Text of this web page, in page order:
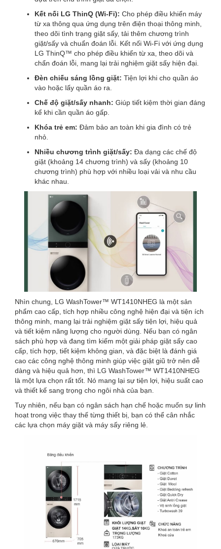
Kết nối LG ThinQ (Wi-Fi): Cho phép điều khiển máy
từ xa thông qua ứng dụng trên điện thoại thông minh,
theo dõi tình trạng giặt sấy, tải thêm chương trình
giặt/sấy và chuẩn đoán lỗi. Kết nối Wi-Fi với ứng dụng
LG ThinQ™ cho phép điều khiển từ xa, theo dõi và
chẩn đoán lỗi, mang lại trải nghiệm giặt sấy hiện đại.
Đèn chiếu sáng lồng giặt: Tiện lợi khi cho quần áo
vào hoặc lấy quần áo ra.
Chế độ giặt/sấy nhanh: Giúp tiết kiệm thời gian đáng
kể khi cần quần áo gấp.
Khóa trẻ em: Đảm bảo an toàn khi gia đình có trẻ
nhỏ.
Nhiều chương trình giặt/sấy: Đa dạng các chế độ
giặt (khoảng 14 chương trình) và sấy (khoảng 10
chương trình) phù hợp với nhiều loại vải và nhu cầu
khác nhau.
Nhìn chung, LG WashTower™ WT1410NHEG là một sản
phẩm cao cấp, tích hợp nhiều công nghệ hiện đại và tiện ích
thông minh, mang lại trải nghiệm giặt sấy tiện lợi, hiệu quả
và tiết kiệm năng lượng cho người dùng. Nếu bạn có ngân
sách phù hợp và đang tìm kiếm một giải pháp giặt sấy cao
cấp, tích hợp, tiết kiệm không gian, và đặc biệt là đánh giá
cao các công nghệ thông minh giúp việc giặt giũ trở nên dễ
dàng và hiệu quả hơn, thì LG WashTower™ WT1410NHEG
là một lựa chọn rất tốt. Nó mang lại sự tiện lợi, hiệu suất cao
và thiết kế sang trọng cho ngôi nhà của bạn.
Tuy nhiên, nếu bạn có ngân sách hạn chế hoặc muốn sự linh
hoạt trong việc thay thế từng thiết bị, bạn có thể cân nhắc
các lựa chọn máy giặt và máy sấy riêng lẻ.